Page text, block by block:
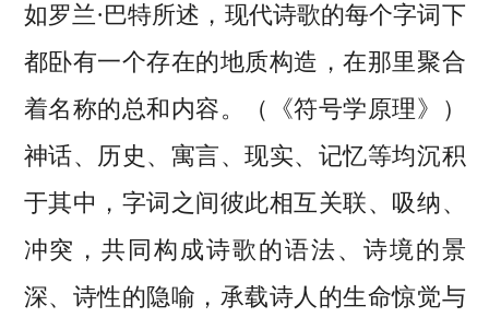
如罗兰·巴特所述，现代诗歌的每个字词下
都卧有一个存在的地质构造，在那里聚合
着名称的总和内容。（《符号学原理》）
神话、历史、寓言、现实、记忆等均沉积
于其中，字词之间彼此相互关联、吸纳、
冲突，共同构成诗歌的语法、诗境的景
深、诗性的隐喻，承载诗人的生命惊觉与